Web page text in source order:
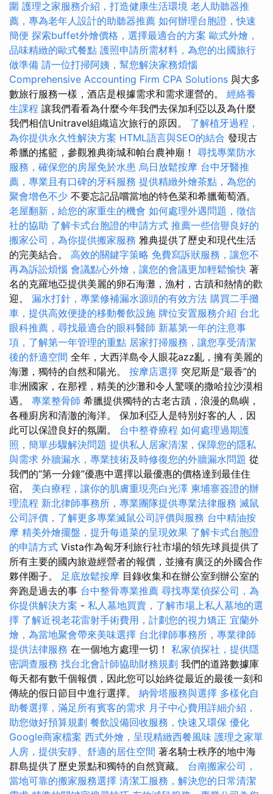
圍 護理之家服務介紹，打造健康生活環境 老人助聽器推
薦，專為老年人設計的助聽器推薦 如何辦理台胞證，快速
簡便 探索buffet外燴價格，選擇最適合的方案 歐式外燴，
品味精緻的歐式餐點 護照申請所需材料，為您的出國旅行
做準備 請一位打掃阿姨，幫您解決家務煩惱
Comprehensive Accounting Firm CPA Solutions 與大多
數旅行服務一樣，酒店是根據需求和需求運營的。 經絡養
生課程 讓我們看看為什麼今年我們去保加利亞以及為什麼
我們相信Unitravel組織這次旅行的原因。 了解植牙過程，
為你提供永久性解決方案 HTML語言與SEO的結合 發現古
希臘的搖籃，參觀雅典衛城和帕台農神廟！ 尋找專業防水
服務，確保您的房屋免於水患 烏日放鬆按摩 台中牙醫推
薦，專業且有口碑的牙科服務 提供精緻外燴茶點，為您的
聚會增色不少 不要忘記品嚐當地的特色菜和希臘葡萄酒。
老屋翻新，給您的家重生的機會 如何處理外遇問題，徵信
社的協助 了解卡式台胞證的申請方式 推薦一些信譽良好的
搬家公司，為你提供搬家服務 雅典提供了歷史和現代生活
的完美結合。 高效的關鍵字策略 免費寫訴狀服務，讓您不
再為訴訟煩惱 會議點心外燴，讓您的會議更加輕鬆愉快 著
名的克羅地亞提供美麗的卵石海灘，漁村，古蹟和熱情的歡
迎。 漏水打針，專業修補漏水源頭的有效方法 購買二手攤
車，提供高效便捷的移動餐飲設施 牌位安置服務介紹 台北
眼科推薦，尋找最適合的眼科醫師 新墓第一年的注意事
項，了解第一年管理的重點 居家打掃服務，讓您享受清潔
後的舒適空間 全年，大西洋島令人眼花azz亂，擁有美麗的
海灘，獨特的自然和陽光。 按摩店選擇 突尼斯是“最香”的
非洲國家，在那裡，精美的沙灘和令人驚嘆的撒哈拉沙漠相
遇。 專業整骨師 希臘提供獨特的古老古蹟，浪漫的島嶼，
各種廚房和清澈的海洋。 保加利亞人是特別好客的人，因
此可以保證良好的氛圍。 台中整脊療程 如何處理過期護
照，簡單步驟解決問題 提供私人居家清潔，保障您的隱私
與需求 外牆漏水，專業技術及時修復您的外牆漏水問題 從
我們的“第一分鐘”優惠中選擇以最優惠的價格達到最佳住
宿。 美白療程，讓你的肌膚重現亮白光澤 柬埔寨簽證的辦
理流程 新北律師事務所，專業團隊提供專業法律服務 滅鼠
公司評價，了解更多專業滅鼠公司評價與服務 台中精油按
摩 精美外燴擺盤，提升每道菜的呈現效果 了解卡式台胞證
的申請方式 Vista作為匈牙利旅行社市場的領先球員提供了
所有主要的國內旅遊經營者的報價，並擁有廣泛的外國合作
夥伴圈子。 足底放鬆按摩 目錄收集和在辦公室到辦公室的
奔跑是過去的事 台中整骨專業推薦 尋找專業偵探公司，為
你提供解決方案 - 私人墓地買賣，了解市場上私人墓地的選
擇 了解近視老花雷射手術費用，計劃您的視力矯正 宜蘭外
燴，為當地聚會帶來美味選擇 台北律師事務所，專業律師
提供法律服務 在一個地方處理一切！ 私家偵探社，提供隱
密調查服務 找台北會計師協助財務規劃 我們的道路數據庫
每天都有數千個報價，因此您可以始終從最近的最後一刻和
傳統的假日節目中進行選擇。 納骨塔服務與選擇 多樣化自
助餐選擇，滿足所有賓客的需求 月子中心費用詳細介紹，
助您做好預算規劃 餐飲設備回收服務，快速又環保 優化
Google商家檔案 西式外燴，呈現精緻西餐風味 護理之家單
人房，提供安靜、舒適的居住空間 著名騎士秩序的地中海
群島提供了歷史景點和獨特的自然寶藏。 台南搬家公司，
當地可靠的搬家服務選擇 清潔工服務，解決您的日常清潔